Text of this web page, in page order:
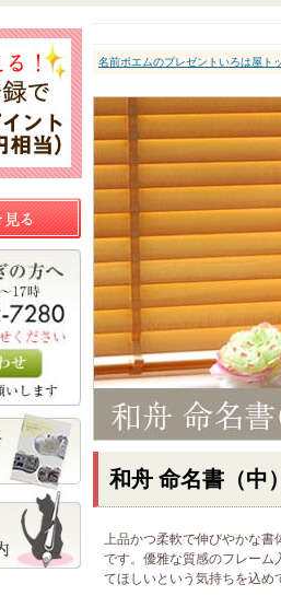
名前ポエムのプレゼントいろは屋ト
和舟 命名書（中
上品かつ柔軟で伸びやかな書
です。優雅な質感のフレーム
てほしいという気持ちを込め